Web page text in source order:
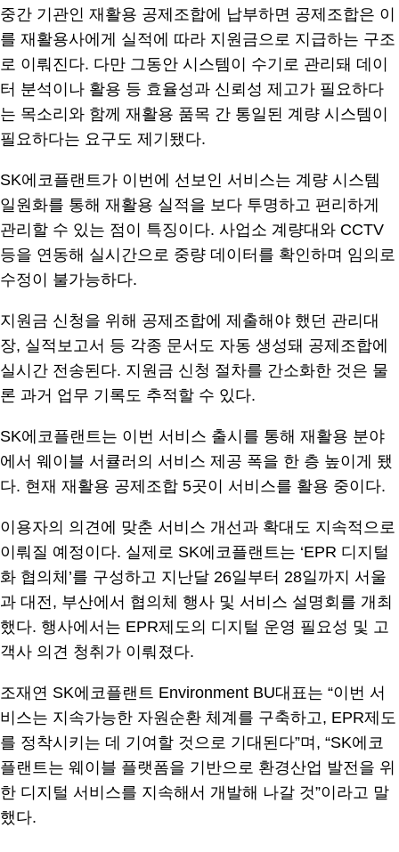
중간 기관인 재활용 공제조합에 납부하면 공제조합은 이
를 재활용사에게 실적에 따라 지원금으로 지급하는 구조
로 이뤄진다. 다만 그동안 시스템이 수기로 관리돼 데이
터 분석이나 활용 등 효율성과 신뢰성 제고가 필요하다
는 목소리와 함께 재활용 품목 간 통일된 계량 시스템이
필요하다는 요구도 제기됐다.
SK에코플랜트가 이번에 선보인 서비스는 계량 시스템
일원화를 통해 재활용 실적을 보다 투명하고 편리하게
관리할 수 있는 점이 특징이다. 사업소 계량대와 CCTV
등을 연동해 실시간으로 중량 데이터를 확인하며 임의로
수정이 불가능하다.
지원금 신청을 위해 공제조합에 제출해야 했던 관리대
장, 실적보고서 등 각종 문서도 자동 생성돼 공제조합에
실시간 전송된다. 지원금 신청 절차를 간소화한 것은 물
론 과거 업무 기록도 추적할 수 있다.
SK에코플랜트는 이번 서비스 출시를 통해 재활용 분야
에서 웨이블 서큘러의 서비스 제공 폭을 한 층 높이게 됐
다. 현재 재활용 공제조합 5곳이 서비스를 활용 중이다.
이용자의 의견에 맞춘 서비스 개선과 확대도 지속적으로
이뤄질 예정이다. 실제로 SK에코플랜트는 ‘EPR 디지털
화 협의체’를 구성하고 지난달 26일부터 28일까지 서울
과 대전, 부산에서 협의체 행사 및 서비스 설명회를 개최
했다. 행사에서는 EPR제도의 디지털 운영 필요성 및 고
객사 의견 청취가 이뤄졌다.
조재연 SK에코플랜트 Environment BU대표는 “이번 서
비스는 지속가능한 자원순환 체계를 구축하고, EPR제도
를 정착시키는 데 기여할 것으로 기대된다”며, “SK에코
플랜트는 웨이블 플랫폼을 기반으로 환경산업 발전을 위
한 디지털 서비스를 지속해서 개발해 나갈 것”이라고 말
했다.